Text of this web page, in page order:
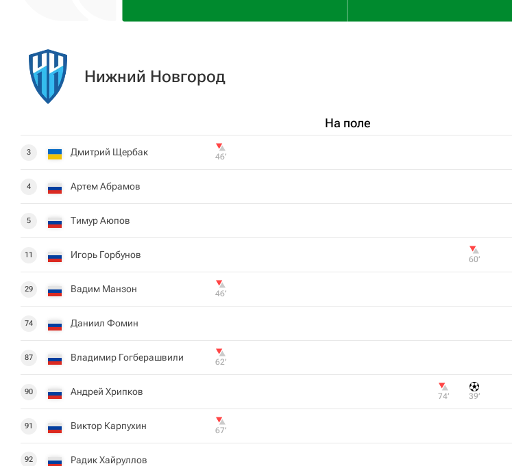
Нижний Новгород
На поле
3 Дмитрий Щербак 46‎’‎
4 Артем Абрамов
5 Тимур Аюпов
11 Игорь Горбунов
29 Вадим Манзон 46‎’‎
74 Даниил Фомин
87 Владимир Гогберашвили 62‎’‎
90 Андрей Хрипков
91 Виктор Карпухин 67‎’‎
92 Радик Хайруллов
60‎’‎
39‎’‎
74‎’‎